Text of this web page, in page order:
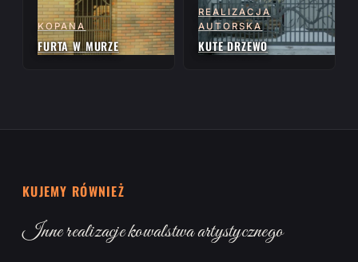
KOPANA
FURTA W MURZE
REALIZACJA
AUTORSKA
KUTE DRZEWO
KUJEMY RÓWNIEŻ
Inne realizacje kowalstwa artystycznego